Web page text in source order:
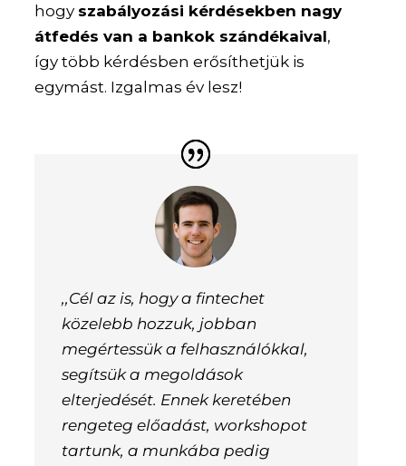
hogy szabályozási kérdésekben nagy
átfedés van a bankok szándékaival,
így több kérdésben erősíthetjük is
egymást. Izgalmas év lesz!
,,Cél az is, hogy a fintechet
közelebb hozzuk, jobban
megértessük a felhasználókkal,
segítsük a megoldások
elterjedését. Ennek keretében
rengeteg előadást, workshopot
tartunk, a munkába pedig